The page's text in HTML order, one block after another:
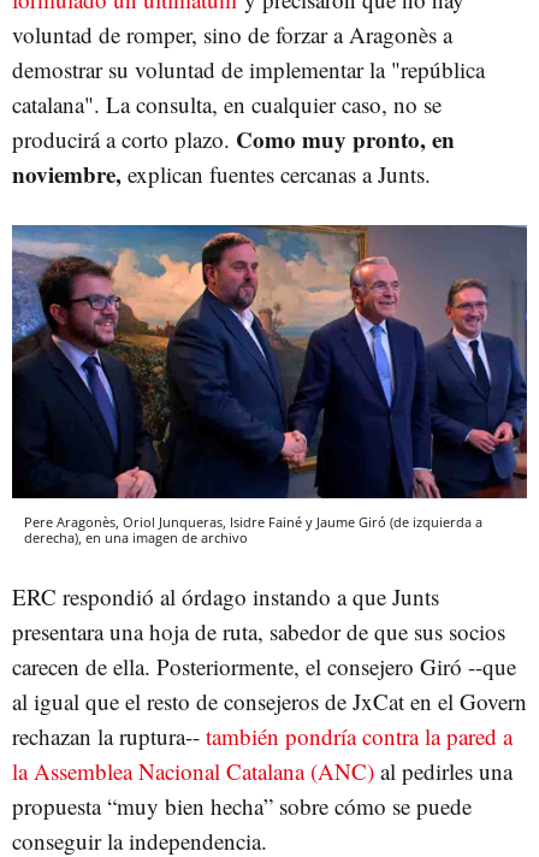
voluntad de romper, sino de forzar a Aragonès a
demostrar su voluntad de implementar la "república
catalana". La consulta, en cualquier caso, no se
producirá a corto plazo. Como muy pronto, en
noviembre, explican fuentes cercanas a Junts.
Pere Aragonès, Oriol Junqueras, Isidre Fainé y Jaume Giró (de izquierda a
derecha), en una imagen de archivo
ERC respondió al órdago instando a que Junts
presentara una hoja de ruta, sabedor de que sus socios
carecen de ella. Posteriormente, el consejero Giró --que
al igual que el resto de consejeros de JxCat en el Govern
rechazan la ruptura-- también pondría contra la pared a
la Assemblea Nacional Catalana (ANC) al pedirles una
propuesta “muy bien hecha” sobre cómo se puede
conseguir la independencia.